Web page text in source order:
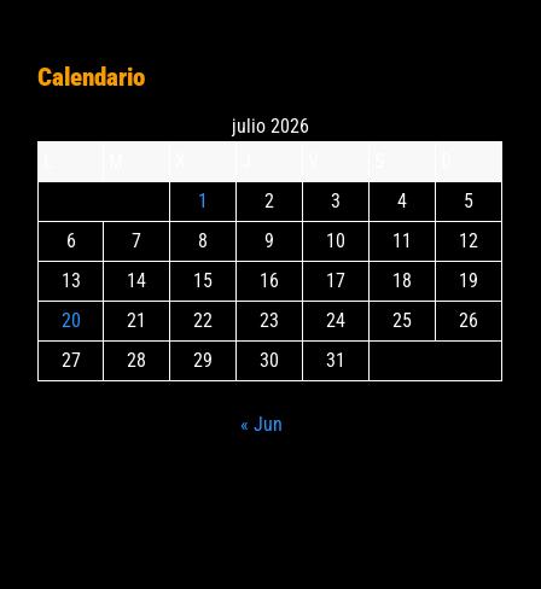
Calendario
julio 2026
1
2 3 4
5
6
7 8 9 10 11
12
13
14 15 16 17 18
19
20
21 22 23 24 25
26
27
28 29 30 31
« Jun